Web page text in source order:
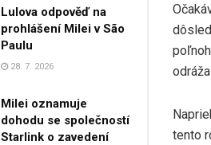
Lulova odpověď na
prohlášení Milei v São
Paulu
28. 7. 2026
Milei oznamuje
dohodu se společností
Starlink o zavedení
tento